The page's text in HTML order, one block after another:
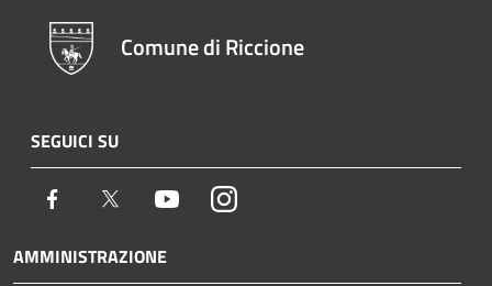
Comune di Riccione
SEGUICI SU
Facebook Twitter YoutubeInstagram
AMMINISTRAZIONE